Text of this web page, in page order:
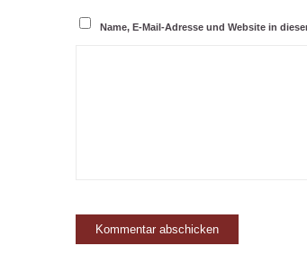
Name, E-Mail-Adresse und Website in